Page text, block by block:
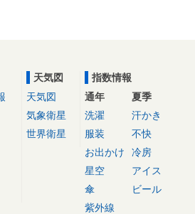
天気図
天気図
気象衛星
世界衛星
指数情報
通年
洗濯
服装
お出かけ
星空
傘
紫外線
夏季
汗かき
不快
冷房
アイス
ビール